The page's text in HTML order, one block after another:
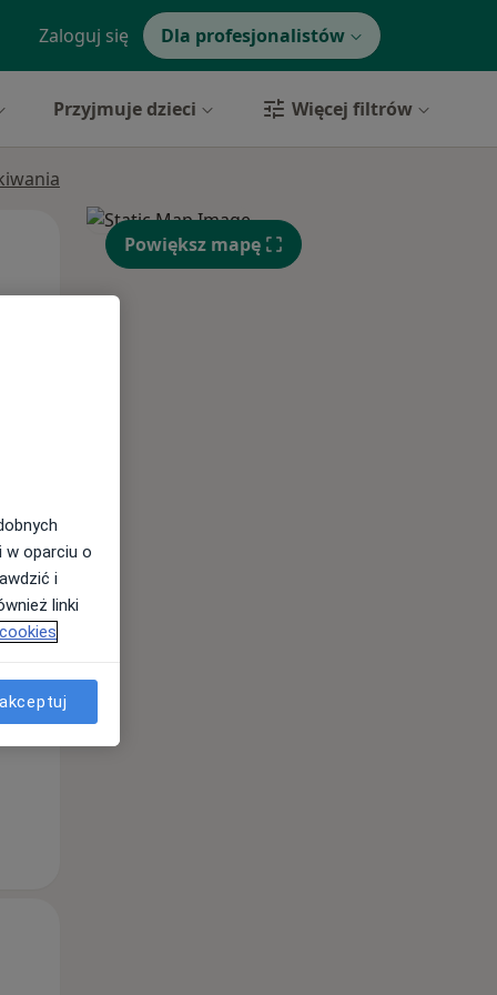
Zaloguj się Dla profesjonalistów
Przyjmuje dzieci Więcej filtrów
Czw, Pt,
Śr,
12 Sie
Powiększ mapę
w oparciu o
i
linki